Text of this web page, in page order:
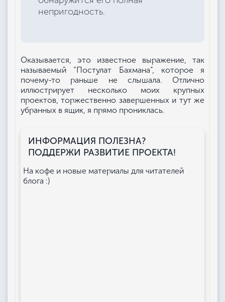
непригодность.
Оказывается, это известное выражение, так
называемый “Постулат Бахмана”, которое я
почему-то раньше не слышала. Отлично
иллюстрирует несколько моих крупных
проектов, торжественно завершенных и тут же
убранных в ящик, я прямо прониклась.
ИНФОРМАЦИЯ ПОЛЕЗНА?
ПОДДЕРЖИ РАЗВИТИЕ ПРОЕКТА!
На кофе и новые материалы для читателей
блога :)